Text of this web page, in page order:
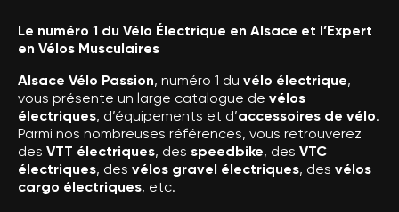
Le numéro 1 du Vélo Électrique en Alsace et l’Expert
en Vélos Musculaires
Alsace Vélo Passion, numéro 1 du vélo électrique,
vous présente un large catalogue de vélos
électriques, d’équipements et d’accessoires de vélo.
Parmi nos nombreuses références, vous retrouverez
des VTT électriques, des speedbike, des VTC
électriques, des vélos gravel électriques, des vélos
cargo électriques, etc.